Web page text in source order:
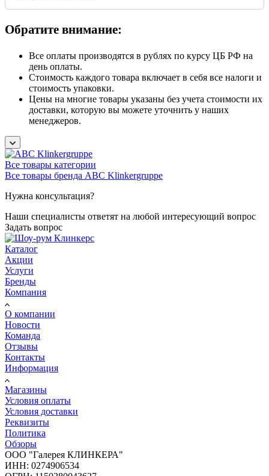
Обратите внимание:
Все оплаты производятся в рублях по курсу ЦБ РФ на
день оплаты.
Стоимость каждого товара включает в себя все налоги и
стоимость упаковки.
Цены на многие товары указаны без учета стоимости их
доставки, которую вы можете уточнить у наших
менеджеров.
Все товары категории
Все товары бренда ABC Klinkergruppe
Нужна консультация?
Наши специалисты ответят на любой интересующий вопрос
Задать вопрос
Каталог
Акции
Услуги
Бренды
Компания
О компании
Новости
Команда
Отзывы
Контакты
Информация
Магазины
Условия оплаты
Условия доставки
Реквизиты
Политика
Обзоры
ООО "Галерея КЛИНКЕРА"
ИНН: 0274906534